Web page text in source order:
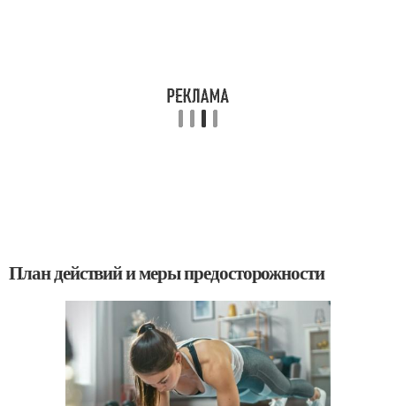
План действий и меры предосторожности